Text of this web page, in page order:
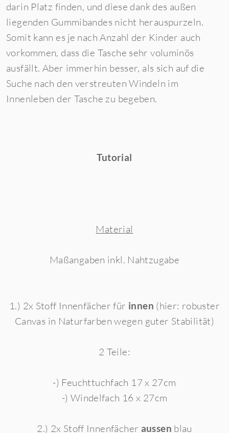
darin Platz finden, und diese dank des außen
liegenden Gummibandes nicht herauspurzeln.
Somit kann es je nach Anzahl der Kinder auch
vorkommen, dass die Tasche sehr voluminös
ausfällt. Aber immerhin besser, als sich auf die
Suche nach den verstreuten Windeln im
Innenleben der Tasche zu begeben.
Tutorial
Material
Maßangaben inkl. Nahtzugabe
1.) 2x Stoff Innenfächer für innen (hier: robuster
Canvas in Naturfarben wegen guter Stabilität)
2 Teile:
-) Feuchttuchfach 17 x 27cm
-) Windelfach 16 x 27cm
2.) 2x Stoff Innenfächer aussen blau